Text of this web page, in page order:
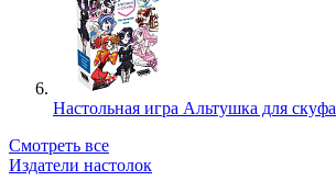
Настольная игра Альтушка для скуфа
Смотреть все
Издатели настолок